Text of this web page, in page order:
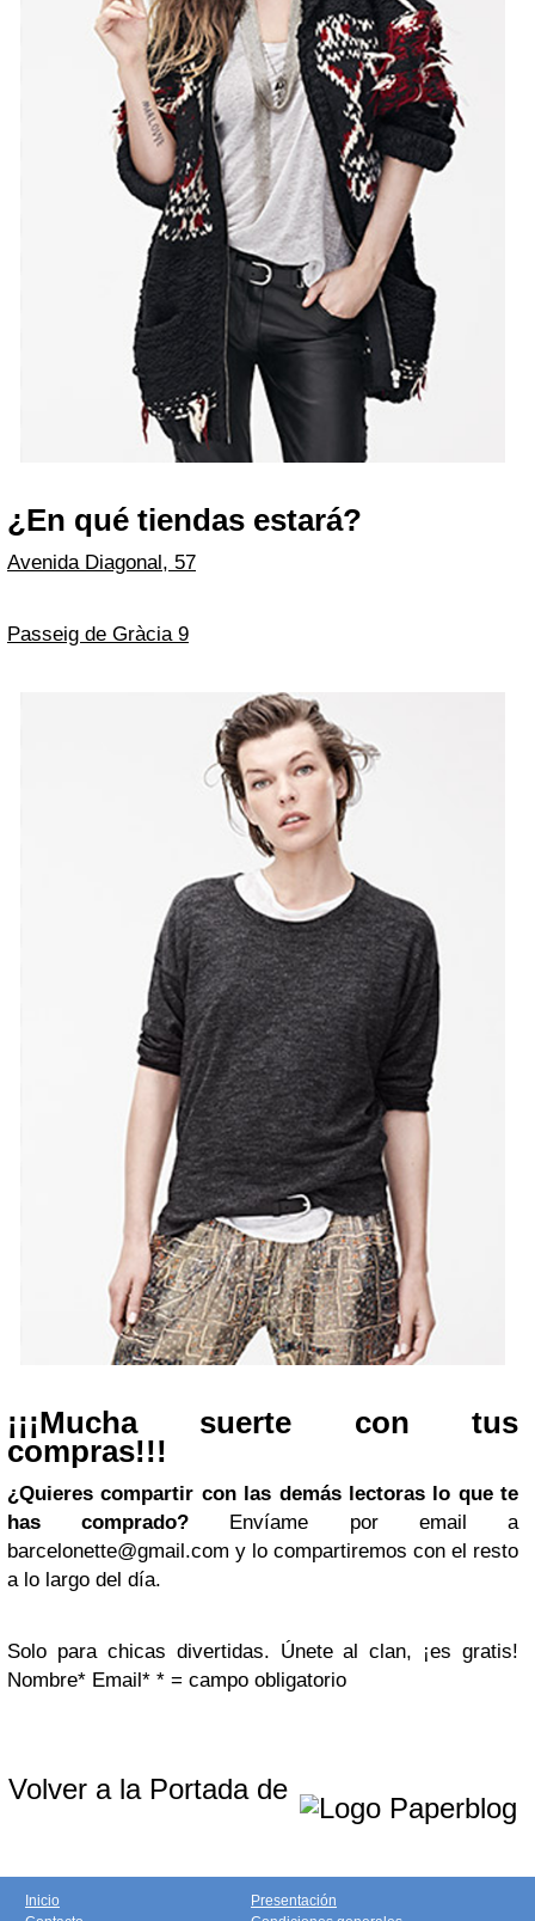
¿En qué tiendas estará?
Avenida Diagonal, 57
Passeig de Gràcia 9
¡¡¡Mucha suerte con tus
compras!!!
¿Quieres compartir con las demás lectoras lo que te
has comprado? Envíame por email a
barcelonette@gmail.com y lo compartiremos con el resto
a lo largo del día.
Solo para chicas divertidas. Únete al clan, ¡es gratis!
Nombre* Email* * = campo obligatorio
Volver a la Portada de
Inicio
Presentación